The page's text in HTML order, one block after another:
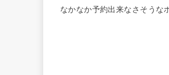
なかなか予約出来なさそうな